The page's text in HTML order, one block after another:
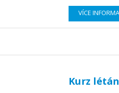
VÍCE
Kurz